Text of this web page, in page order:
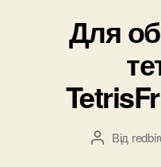
Для
Автор
Від